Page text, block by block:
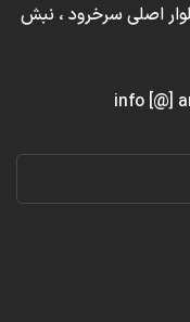
اصلی سرخرود ، نبش